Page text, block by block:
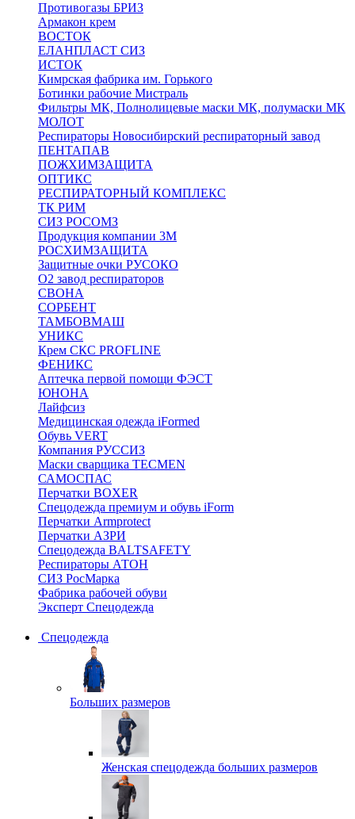
Противогазы БРИЗ
Армакон крем
ВОСТОК
ЕЛАНПЛАСТ СИЗ
ИСТОК
Кимрская фабрика им. Горького
Ботинки рабочие Мистраль
Фильтры МК, Полнолицевые маски МК, полумаски МК
МОЛОТ
Респираторы Новосибирский респираторный завод
ПЕНТАПАВ
ПОЖХИМЗАЩИТА
ОПТИКС
РЕСПИРАТОРНЫЙ КОМПЛЕКС
ТК РИМ
СИЗ РОСОМЗ
Продукция компании 3M
РОСХИМЗАЩИТА
Защитные очки РУСОКО
О2 завод респираторов
СВОНА
СОРБЕНТ
ТАМБОВМАШ
УНИКС
Крем СКС PROFLINE
ФЕНИКС
Аптечка первой помощи ФЭСТ
ЮНОНА
Лайфсиз
Медицинская одежда iFormed
Обувь VERT
Компания РУССИЗ
Маски сварщика TECMEN
САМОСПАС
Перчатки BOXER
Спецодежда премиум и обувь iForm
Перчатки Armprotect
Перчатки АЗРИ
Спецодежда BALTSAFETY
Респираторы АТОН
СИЗ РосМарка
Фабрика рабочей обуви
Эксперт Спецодежда
Спецодежда
Больших размеров
Женская спецодежда больших размеров